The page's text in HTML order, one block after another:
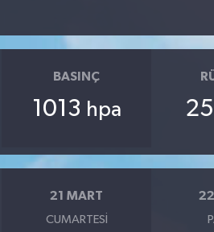
BASINÇ
1013 hpa 25
21 MART
CUMARTESI